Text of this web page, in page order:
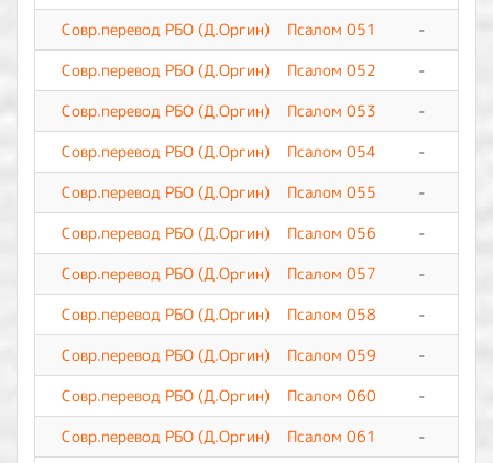
Совр.перевод РБО (Д.Оргин)
Псалом 051 -
Совр.перевод РБО (Д.Оргин)
Псалом 052 -
Совр.перевод РБО (Д.Оргин)
Псалом 053 -
Совр.перевод РБО (Д.Оргин)
Псалом 054 -
Совр.перевод РБО (Д.Оргин)
Псалом 055 -
Совр.перевод РБО (Д.Оргин)
Псалом 056 -
Совр.перевод РБО (Д.Оргин)
Псалом 057 -
Совр.перевод РБО (Д.Оргин)
Псалом 058 -
Совр.перевод РБО (Д.Оргин)
Псалом 059 -
Совр.перевод РБО (Д.Оргин)
Псалом 060 -
Совр.перевод РБО (Д.Оргин)
Псалом 061 -